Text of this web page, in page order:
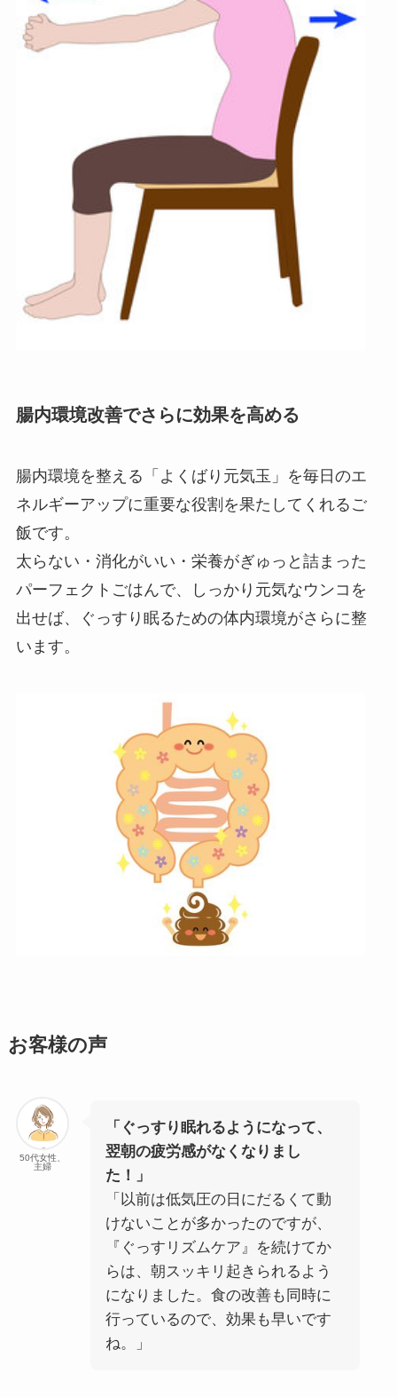
腸内環境改善でさらに効果を高める
腸内環境を整える「よくばり元気玉」を毎日のエ
ネルギーアップに重要な役割を果たしてくれるご
飯です。
太らない・消化がいい・栄養がぎゅっと詰まった
パーフェクトごはんで、しっかり元気なウンコを
出せば、ぐっすり眠るための体内環境がさらに整
います。
お客様の声
50代女性、
主婦
「ぐっすり眠れるようになって、
翌朝の疲労感がなくなりまし
た！」
「以前は低気圧の日にだるくて動
けないことが多かったのですが、
『ぐっすリズムケア』を続けてか
らは、朝スッキリ起きられるよう
になりました。食の改善も同時に
行っているので、効果も早いです
ね。」